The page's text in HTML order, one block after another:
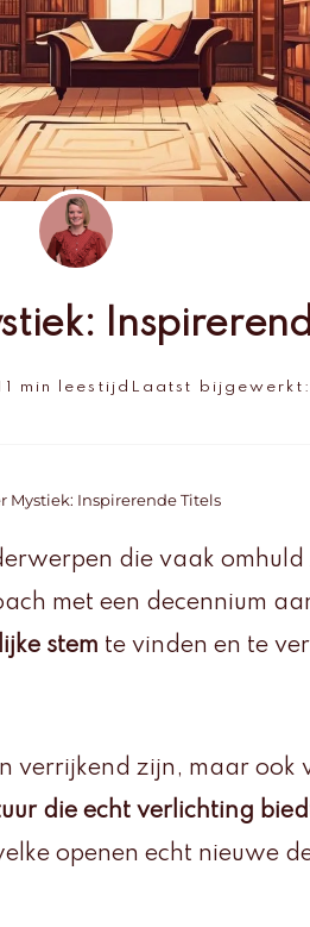
min leestijd Laatst bijgewerkt:
Mystiek: Inspirerende Titels
die vaak omhuld
met een decennium
stem te vinden en te
verrijkend zijn, maar ook
die echt verlichting
openen echt nieuwe